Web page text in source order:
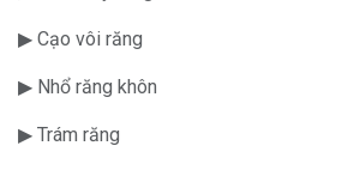
▶ Cạo vôi răng
▶ Nhổ răng khôn
▶ Trám răng